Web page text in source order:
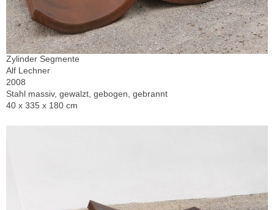
Zylinder Segmente
Alf Lechner
2008
Stahl massiv, gewalzt, gebogen, gebrannt
40 x 335 x 180 cm